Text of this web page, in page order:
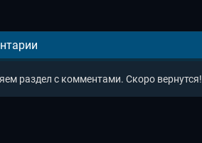
раздел с комментами. Скоро вернутся!